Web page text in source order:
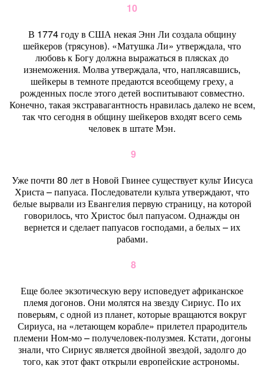
10
В 1774 году в США некая Энн Ли создала общину
шейкеров (трясунов). «Матушка Ли» утверждала, что
любовь к Богу должна выражаться в плясках до
изнеможения. Молва утверждала, что, наплясавшись,
шейкеры в темноте предаются всеобщему греху, а
рожденных после этого детей воспитывают совместно.
Конечно, такая экстравагантность нравилась далеко не всем,
так что сегодня в общину шейкеров входят всего семь
человек в штате Мэн.
9
Уже почти 80 лет в Новой Гвинее существует культ Иисуса
Христа – папуаса. Последователи культа утверждают, что
белые вырвали из Евангелия первую страницу, на которой
говорилось, что Христос был папуасом. Однажды он
вернется и сделает папуасов господами, а белых – их
рабами.
8
Еще более экзотическую веру исповедует африканское
племя догонов. Они молятся на звезду Сириус. По их
поверьям, с одной из планет, которые вращаются вокруг
Сириуса, на «летающем корабле» прилетел прародитель
племени Ном-мо – получеловек-полузмея. Кстати, догоны
знали, что Сириус является двойной звездой, задолго до
того, как этот факт открыли европейские астрономы.